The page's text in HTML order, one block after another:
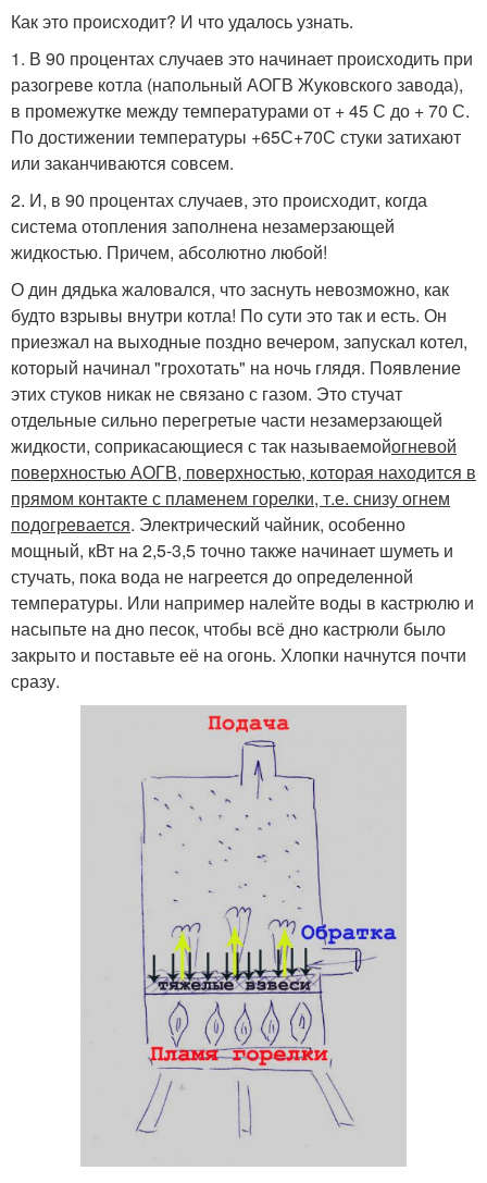
Как это происходит? И что удалось узнать.
1. В 90 процентах случаев это начинает происходить при
разогреве котла (напольный АОГВ Жуковского завода),
в промежутке между температурами от + 45 С до + 70 С.
По достижении температуры +65С+70С стуки затихают
или заканчиваются совсем.
2. И, в 90 процентах случаев, это происходит, когда
система отопления заполнена незамерзающей
жидкостью. Причем, абсолютно любой!
О дин дядька жаловался, что заснуть невозможно, как
будто взрывы внутри котла! По сути это так и есть. Он
приезжал на выходные поздно вечером, запускал котел,
который начинал "грохотать" на ночь глядя. Появление
этих стуков никак не связано с газом. Это стучат
отдельные сильно перегретые части незамерзающей
жидкости, соприкасающиеся с так называемойогневой
поверхностью АОГВ, поверхностью, которая находится в
прямом контакте с пламенем горелки, т.е. снизу огнем
подогревается. Электрический чайник, особенно
мощный, кВт на 2,5-3,5 точно также начинает шуметь и
стучать, пока вода не нагреется до определенной
температуры. Или например налейте воды в кастрюлю и
насыпьте на дно песок, чтобы всё дно кастрюли было
закрыто и поставьте её на огонь. Хлопки начнутся почти
сразу.